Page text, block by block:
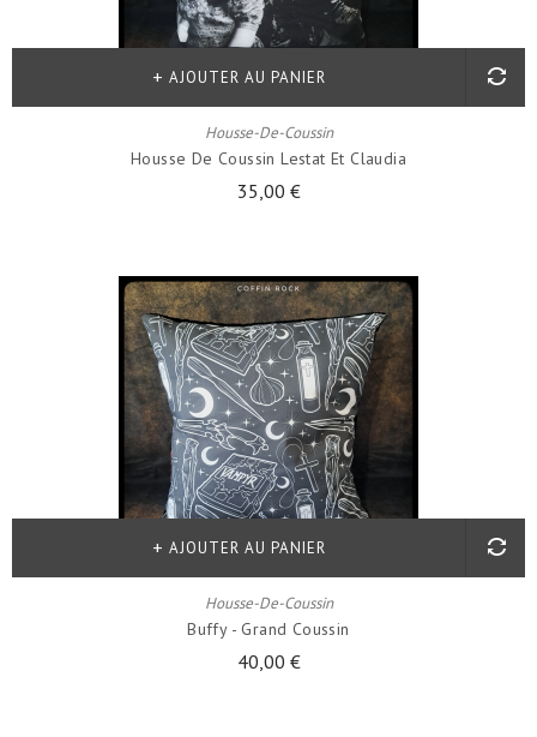
Housse-De-Coussin
Housse De Coussin Lestat Et Claudia
35,00 €
AJOUTER AU PANIER
Housse-De-Coussin
Buffy - Grand Coussin
40,00 €
AJOUTER AU PANIER